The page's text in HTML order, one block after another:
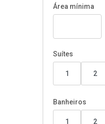
Área mínima
Suítes
1 2
Banheiros
1 2